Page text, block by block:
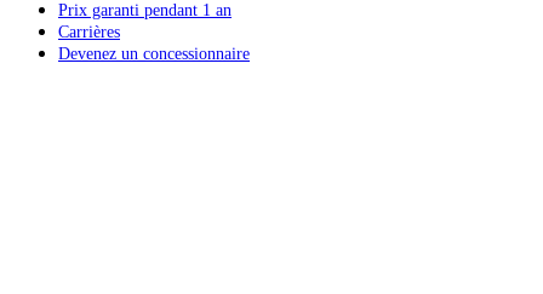
Prix garanti pendant 1 an
Carrières
Devenez un concessionnaire